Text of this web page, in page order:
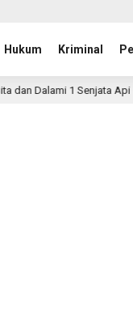
Hukum Kriminal
13 jam lalu